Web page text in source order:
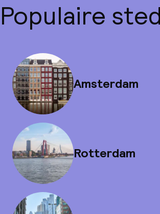
Populaire
Amsterdam
Rotterdam